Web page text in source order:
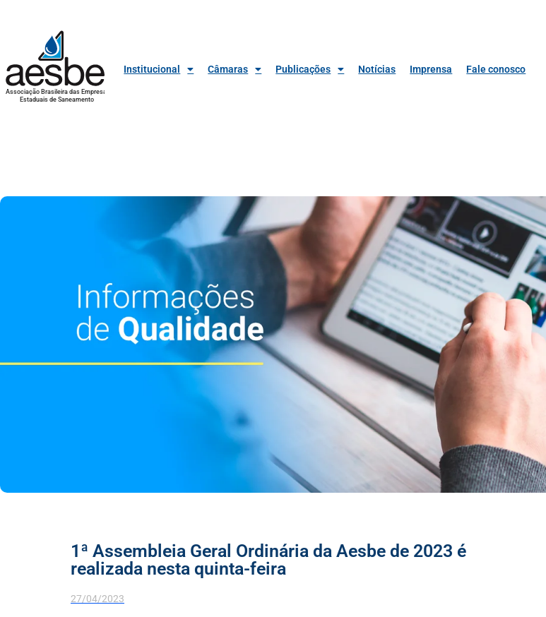
Associação Brasileira das Empresas
Estaduais de Saneamento
Institucional Câmaras Publicações Notícias Imprensa Fale conosco
1ª Assembleia Geral Ordinária da Aesbe de 2023 é
realizada nesta quinta-feira
27/04/2023